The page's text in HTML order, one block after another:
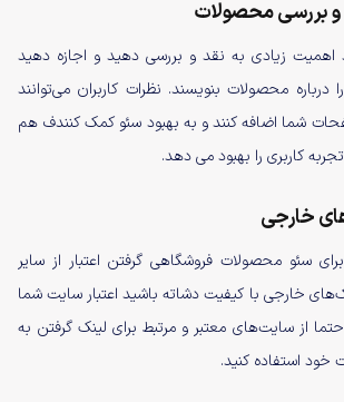
زیادی به نقد و بررسی دهید و اجازه دهید
محصولات بنویسند. نظرات کاربران می‌توانند
شما اضافه کنند و به بهبود سئو کمک کنندف هم
کاربری را بهبود می دهد.
سئو محصولات فروشگاهی گرفتن اعتبار از سایر
خارجی با کیفیت دشاته باشید اعتبار سایت شما
از سایت‌های معتبر و مرتبط برای لینک گرفتن به
استفاده کنید.